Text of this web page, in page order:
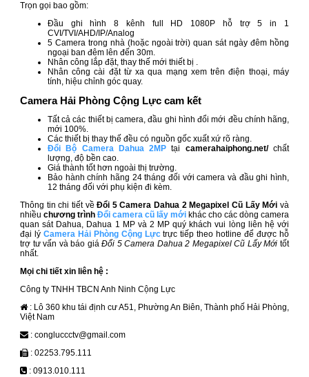
Trọn gọi bao gồm:
Đầu ghi hình 8 kênh full HD 1080P hỗ trợ 5 in 1
CVI/TVI/AHD/IP/Analog
5 Camera trong nhà (hoặc ngoài trời) quan sát ngày đêm hồng
ngoại ban đêm lên đến 30m.
Nhân công lắp đặt, thay thế mới thiết bị .
Nhân công cài đặt từ xa qua mạng xem trên điện thoại, máy
tính, hiệu chỉnh góc quay.
Camera Hải Phòng Cộng Lực cam kết
Tất cả các thiết bị camera, đầu ghi hình đổi mới đều chính hãng,
mới 100%.
Các thiết bị thay thế đều có nguồn gốc xuất xứ rõ ràng.
Đổi Bộ Camera Dahua 2MP tại camerahaiphong.net/chất
lượng, độ bền cao.
Giá thành tốt hơn ngoài thị trường.
Bảo hành chính hãng 24 tháng đối với camera và đầu ghi hình,
12 tháng đối với phụ kiện đi kèm.
Thông tin chi tiết vềĐổi 5 Camera Dahua 2 Megapixel Cũ Lấy Mới và
nhiều chương trình Đổi camera cũ lấy mớikhác cho các dòng camera
quan sát Dahua, Dahua 1 MP và 2 MP quý khách vui lòng liên hệ với
đại lý Camera Hải Phòng Cộng Lực trực tiếp theo hotline để được hỗ
trợ tư vấn và báo giáĐổi 5 Camera Dahua 2 Megapixel Cũ Lấy Mới tốt
nhất.
Mọi chi tiết xin liên hệ :
Công ty TNHH TBCN Anh Ninh Cộng Lực
: Lô 360 khu tái định cư A51, Phường An Biên, Thành phố Hải Phòng,
Việt Nam
: congluccctv@gmail.com
: 02253.795.111
: 0913.010.111